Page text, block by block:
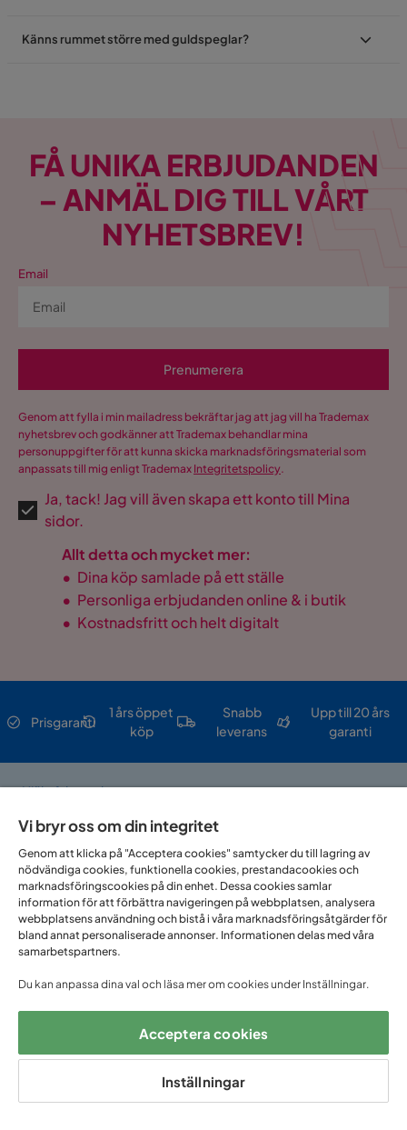
Känns rummet större med guldspeglar?
FÅ UNIKA ERBJUDANDEN
– ANMÄL DIG TILL VÅRT
NYHETSBREV!
Email
Prenumerera
Genom att fylla i min mailadress bekräftar jag att jag vill ha Trademax
nyhetsbrev och godkänner att Trademax behandlar mina
personuppgifter för att kunna skicka marknadsföringsmaterial som
anpassats till mig enligt Trademax Integritetspolicy.
Ja, tack! Jag vill även skapa ett konto till Mina
sidor.
Allt detta och mycket mer:
• Dina köp samlade på ett ställe
• Personliga erbjudanden online & i butik
• Kostnadsfritt och helt digitalt
Prisgaranti
1 års öppet
köp
Snabb
leverans
Upp till 20 års
garanti
Hjälp & kontakt
Sortiment & erbjudande
Om Trademax
Vi bryr oss om din integritet
Genom att klicka på "Acceptera cookies" samtycker du till lagring av
nödvändiga cookies, funktionella cookies, prestandacookies och
marknadsföringscookies på din enhet. Dessa cookies samlar
information för att förbättra navigeringen på webbplatsen, analysera
webbplatsens användning och bistå i våra marknadsföringsåtgärder för
bland annat personaliserade annonser. Informationen delas med våra
samarbetspartners.
Du kan anpassa dina val och läsa mer om cookies under Inställningar.
Acceptera cookies
Inställningar